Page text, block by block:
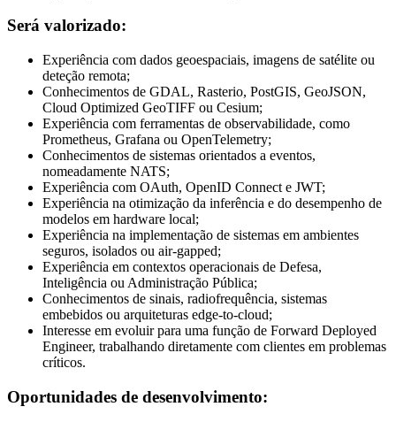
Será valorizado:
Experiência com dados geoespaciais, imagens de satélite ou
deteção remota;
Conhecimentos de GDAL, Rasterio, PostGIS, GeoJSON,
Cloud Optimized GeoTIFF ou Cesium;
Experiência com ferramentas de observabilidade, como
Prometheus, Grafana ou OpenTelemetry;
Conhecimentos de sistemas orientados a eventos,
nomeadamente NATS;
Experiência com OAuth, OpenID Connect e JWT;
Experiência na otimização da inferência e do desempenho de
modelos em hardware local;
Experiência na implementação de sistemas em ambientes
seguros, isolados ou air-gapped;
Experiência em contextos operacionais de Defesa,
Inteligência ou Administração Pública;
Conhecimentos de sinais, radiofrequência, sistemas
embebidos ou arquiteturas edge-to-cloud;
Interesse em evoluir para uma função de Forward Deployed
Engineer, trabalhando diretamente com clientes em problemas
críticos.
Oportunidades de desenvolvimento: